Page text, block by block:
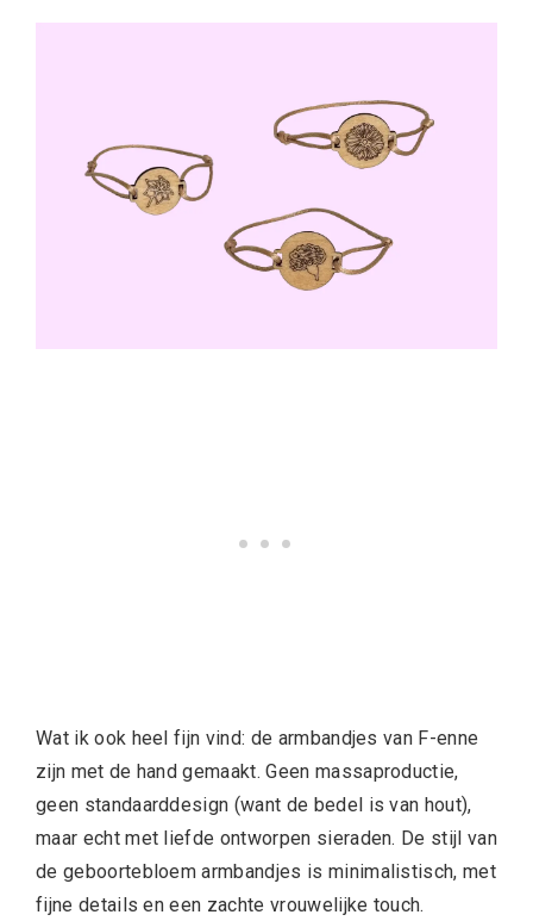
Wat ik ook heel fijn vind: de armbandjes van F-enne
zijn met de hand gemaakt. Geen massaproductie,
geen standaarddesign (want de bedel is van hout),
maar echt met liefde ontworpen sieraden. De stijl van
de geboortebloem armbandjes is minimalistisch, met
fijne details en een zachte vrouwelijke touch.